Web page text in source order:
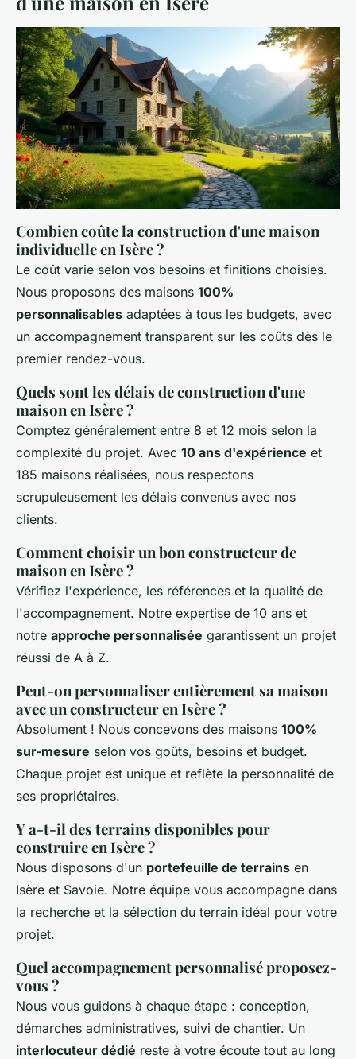
Combien coûte la construction d'une maison
individuelle en Isère ?
Le coût varie selon vos besoins et finitions choisies.
Nous proposons des maisons 100%
personnalisables adaptées à tous les budgets, avec
un accompagnement transparent sur les coûts dès le
premier rendez-vous.
Quels sont les délais de construction d'une
maison en Isère ?
Comptez généralement entre 8 et 12 mois selon la
complexité du projet. Avec 10 ans d'expérience et
185 maisons réalisées, nous respectons
scrupuleusement les délais convenus avec nos
clients.
Comment choisir un bon constructeur de
maison en Isère ?
Vérifiez l'expérience, les références et la qualité de
l'accompagnement. Notre expertise de 10 ans et
notre approche personnalisée garantissent un projet
réussi de A à Z.
Peut-on personnaliser entièrement sa maison
avec un constructeur en Isère ?
Absolument ! Nous concevons des maisons 100%
sur-mesure selon vos goûts, besoins et budget.
Chaque projet est unique et reflète la personnalité de
ses propriétaires.
Y a-t-il des terrains disponibles pour
construire en Isère ?
Nous disposons d'un portefeuille de terrains en
Isère et Savoie. Notre équipe vous accompagne dans
la recherche et la sélection du terrain idéal pour votre
projet.
Quel accompagnement personnalisé proposez-
vous ?
Nous vous guidons à chaque étape : conception,
démarches administratives, suivi de chantier. Un
interlocuteur dédié reste à votre écoute tout au long